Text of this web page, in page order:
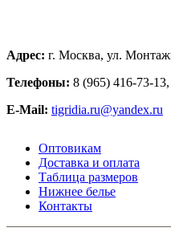
Адрес: г. Москва, ул.
Телефоны: 8 (965) 416-73-
E-Mail: tigridia.ru@yandex.ru
Оптовикам
Доставка и оплата
Таблица размеров
Нижнее белье
Контакты